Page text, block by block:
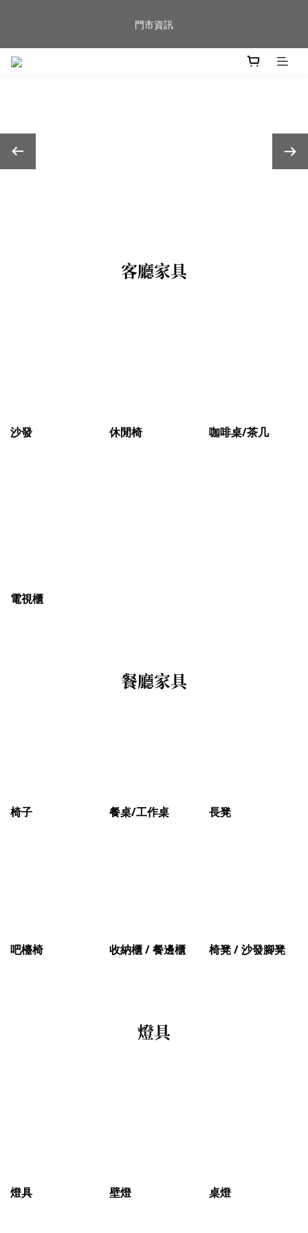
群門市展示中✨
門市資訊
客廳家具
沙發 休閒椅 咖啡桌/茶几
電視櫃
餐廳家具
椅子 餐桌/工作桌 長凳
吧檯椅 收納櫃 / 餐邊櫃 椅凳 / 沙發腳凳
燈具
燈具 壁燈 桌燈